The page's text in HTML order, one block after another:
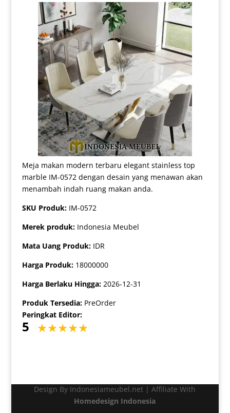
Meja makan modern terbaru elegant stainless top
marble IM-0572 dengan desain yang menawan akan
menambah indah ruang makan anda.
SKU Produk: IM-0572
Merek produk: Indonesia Meubel
Mata Uang Produk: IDR
Harga Produk: 18000000
Harga Berlaku Hingga: 2026-12-31
Produk Tersedia: PreOrder
Peringkat Editor:
5
Design By Indonesiameubel.net | Affiliate With
Homedesign Indonesia